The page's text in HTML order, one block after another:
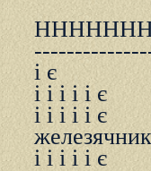
і є
і і і і і є
і і і і і є
і і і і і є